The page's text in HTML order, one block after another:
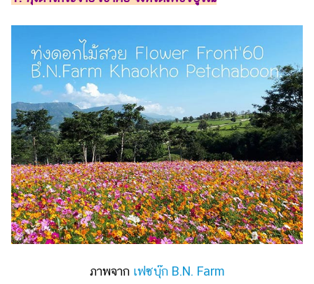
เที่ยว
อาหาร
ง่ายๆ
ช้อป
ปิ้ง
รถยนต์
บ้าน
และ
การ
ตกแต่ง
ภาพจาก เฟซบุ๊ก B.N. Farm